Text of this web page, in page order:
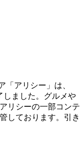
「アリシー」は、
しました。グルメや
リシーの一部コンテ
しております。引き